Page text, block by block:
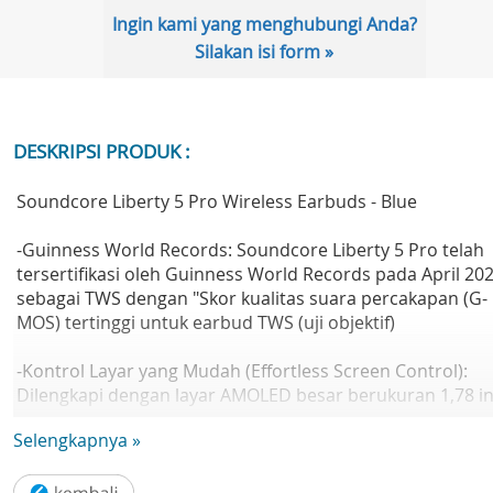
Ingin kami yang menghubungi Anda?
Silakan isi form »
DESKRIPSI PRODUK :
Soundcore Liberty 5 Pro Wireless Earbuds - Blue
-Guinness World Records: Soundcore Liberty 5 Pro telah
tersertifikasi oleh Guinness World Records pada April
sebagai TWS dengan "Skor kualitas suara percakapan (G-
MOS) tertinggi untuk earbud TWS (uji objektif)
-Kontrol Layar yang Mudah (Effortless Screen Control):
Dilengkapi dengan layar AMOLED besar berukuran 1,78
menyesuaikan ANC, dan mengelola pengaturan earbud—
Selengkapnya »